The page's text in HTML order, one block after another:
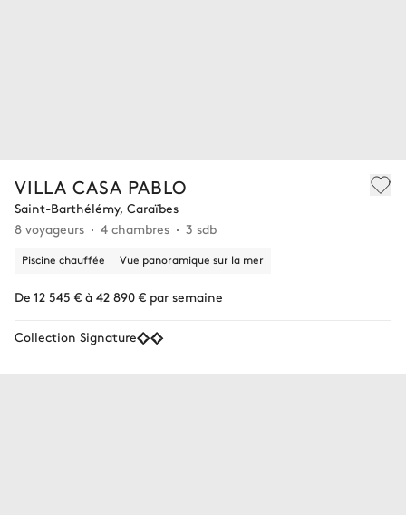
VILLA CASA PABLO
Saint-Barthélémy, Caraïbes
8 voyageurs
4 chambres 3 sdb
Piscine chauffée Vue panoramique sur la mer
De 12 545 € à 42 890 € par semaine
Collection Signature